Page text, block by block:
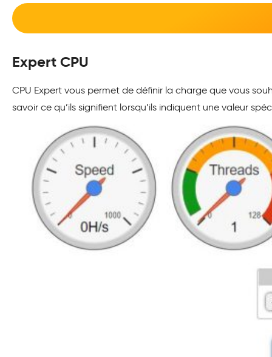
Expert CPU
CPU Expert vous permet de définir la charge que vous
savoir ce qu’ils signifient lorsqu’ils indiquent une valeur